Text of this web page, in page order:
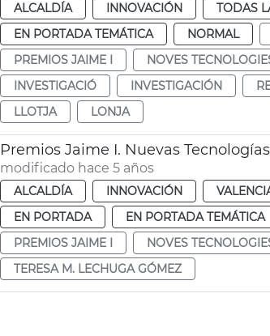
ALCALDÍA INNOVACIÓN TODAS
EN PORTADA TEMÁTICA
NORMAL
PREMIOS JAIME I
NOVES
INVESTIGACIÓ
INVESTIGACIÓN
LLOTJA
LONJA
Premios Jaime I. Nuevas Tecnologías
modificado hace 5 años
ALCALDÍA INNOVACIÓN
EN PORTADA
EN PORTADA TEMÁTICA
PREMIOS JAIME I
NOVES
TERESA M. LECHUGA GÓMEZ